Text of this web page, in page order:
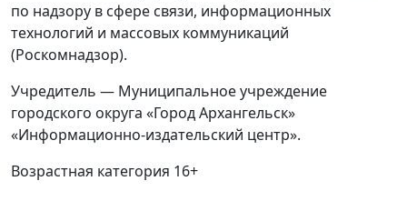
по надзору в сфере связи, информационных
технологий и массовых коммуникаций
(Роскомнадзор).
Учредитель — Муниципальное учреждение
городского округа «Город Архангельск»
«Информационно-издательский центр».
Возрастная категория 16+